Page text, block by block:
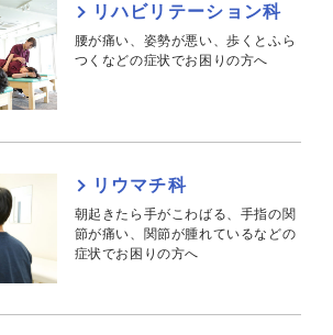
リハビリテーション科
腰が痛い、姿勢が悪い、歩くとふら
つくなどの症状でお困りの方へ
リウマチ科
朝起きたら手がこわばる、手指の関
節が痛い、関節が腫れているなどの
症状でお困りの方へ